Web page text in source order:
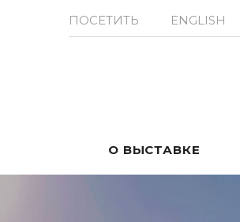
ПОСЕТИТЬ ENGLISH
О ВЫСТАВКЕ